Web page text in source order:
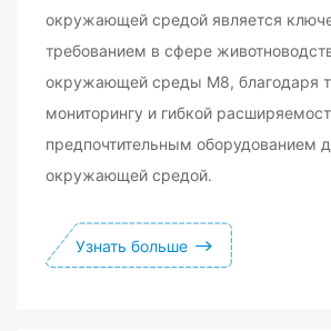
окружающей средой является
требованием в сфере
окружающей среды M8, благодаря
мониторингу и гибкой
предпочтительным оборудованием
окружающей средой.
Узнать больше